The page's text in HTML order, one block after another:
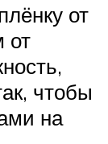
от
от
чтобы
на